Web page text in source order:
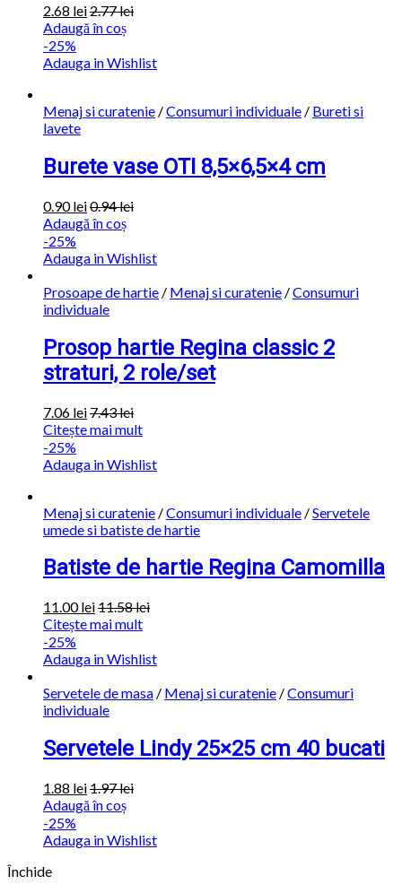
2.68 lei2.77lei
Adaugă în coș
-25%
Adauga in Wishlist
Menaj si curatenie /Consumuri individuale / Bureti si
lavete
Burete vase OTI 8,5×6,5×4 cm
0.90lei0.94lei
Adaugă în coș
-25%
Adauga in Wishlist
Prosoape de hartie / Menaj si curatenie /Consumuri
individuale
Prosop hartie Regina classic 2
straturi, 2 role/set
7.06 lei7.43lei
Citește mai mult
-25%
Adauga in Wishlist
Menaj si curatenie /Consumuri individuale /Servetele
umede si batiste de hartie
Batiste de hartie Regina Camomilla
11.00lei11.58lei
Citește mai mult
-25%
Adauga in Wishlist
Servetele de masa / Menaj si curatenie /Consumuri
individuale
Servetele Lindy 25×25 cm 40 bucati
1.88 lei1.97lei
Adaugă în coș
-25%
Adauga in Wishlist
Închide